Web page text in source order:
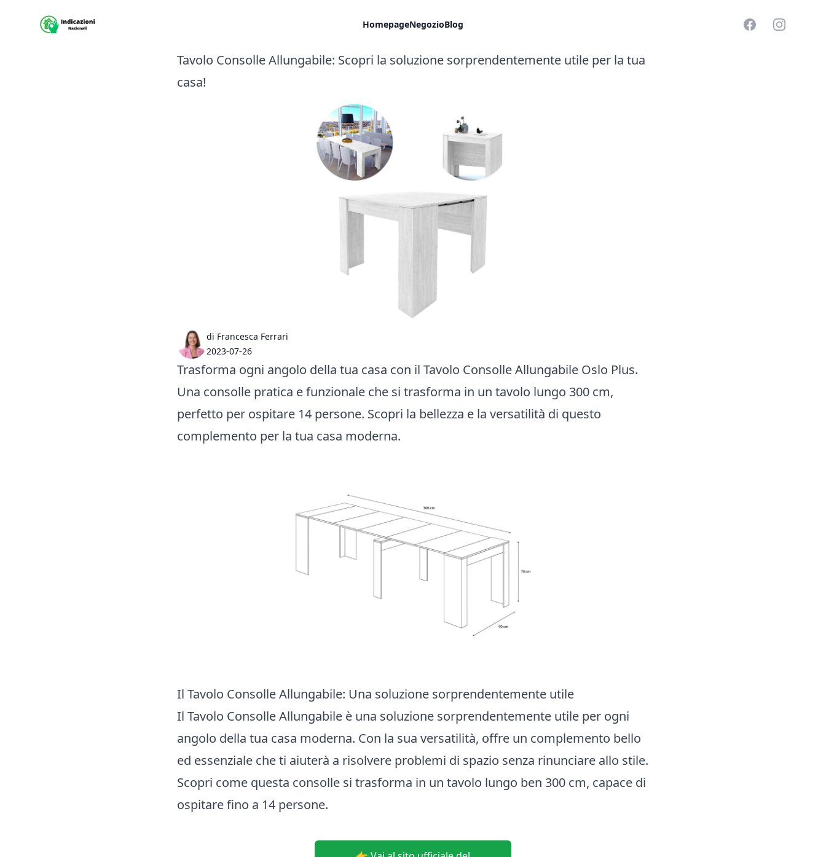
Sito Indicazioni nazionali HomepageNegozioBlog FacebookInstagram
Tavolo Consolle Allungabile: Scopri la soluzione sorprendentemente utile per la tua
casa!
di Francesca Ferrari
2023-07-26
Trasforma ogni angolo della tua casa con il Tavolo Consolle Allungabile Oslo Plus.
Una consolle pratica e funzionale che si trasforma in un tavolo lungo 300 cm,
perfetto per ospitare 14 persone. Scopri la bellezza e la versatilità di questo
complemento per la tua casa moderna.
Il Tavolo Consolle Allungabile: Una soluzione sorprendentemente utile
Il Tavolo Consolle Allungabile è una soluzione sorprendentemente utile per ogni
angolo della tua casa moderna. Con la sua versatilità, offre un complemento bello
ed essenziale che ti aiuterà a risolvere problemi di spazio senza rinunciare allo stile.
Scopri come questa consolle si trasforma in un tavolo lungo ben 300 cm, capace di
ospitare fino a 14 persone.